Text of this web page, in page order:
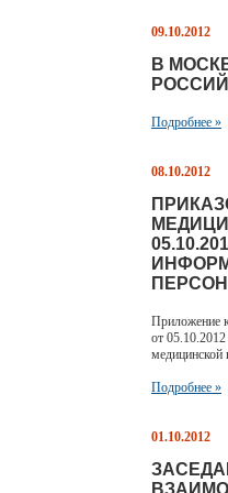
09.10.2012
В
Подробнее »
08.10.2012
Приложение
от
Подробнее »
01.10.2012